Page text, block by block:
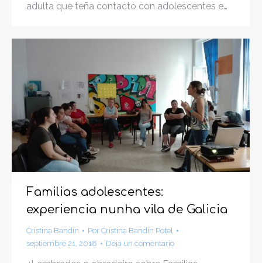
adulta que teña contacto con adolescentes e…
Familias adolescentes:
experiencia nunha vila de Galicia
Cristina Bandín Por Cristina Bandín Potel
septiembre 21, 2018
Deja un comentario